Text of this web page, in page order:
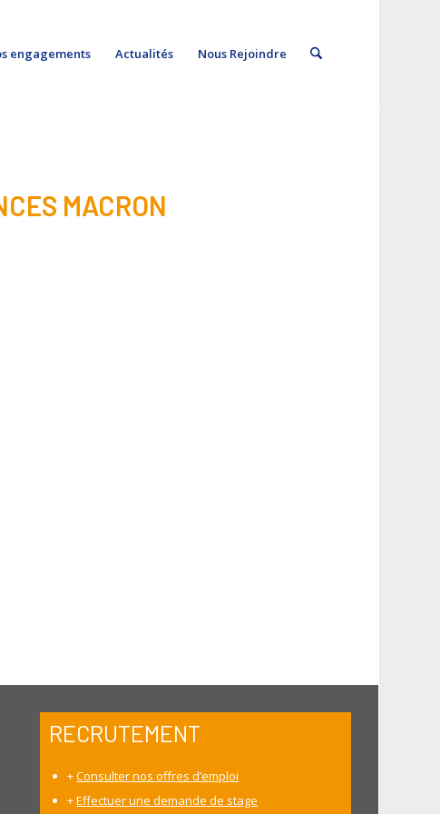
engagements Actualités Nous Rejoindre
MACRON
RECRUTEMENT
+Consulter nos offres d’emploi
+Effectuer une demande de stage